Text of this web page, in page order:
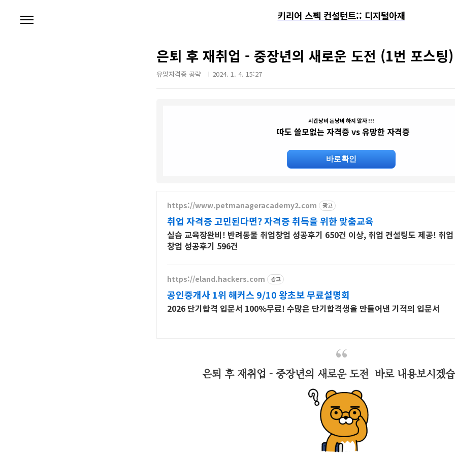
키리어 스펙 컨설턴트:: 디지털아재
은퇴 후 재취업 - 중장년의 새로운 도전 (1번 포스팅)
유망자격증 공략 2024. 1. 4. 15:27
시간낭비 돈낭비 하지 말자 !!!
따도 쓸모없는 자격증 vs 유망한 자격증
바로확인
https://www.petmanageracademy2.com 광고
취업 자격증 고민된다면? 자격증 취득을 위한 맞춤교육
실습 교육장완비! 반려동물 취업창업 성공후기 650건 이상, 취업 컨설팅도 제공! 취업
창업 성공후기 596건
https://eland.hackers.com 광고
공인중개사 1위 해커스 9/10 왕초보 무료설명회
2026 단기합격 입문서 100%무료! 수많은 단기합격생을 만들어낸 기적의 입문서
은퇴 후 재취업 - 중장년의 새로운 도전 바로 내용보시겠